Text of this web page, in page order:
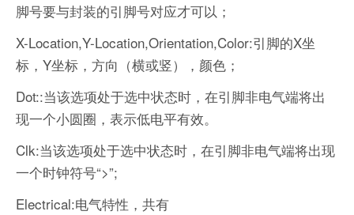
脚号要与封装的引脚号对应才可以；
X-Location,Y-Location,Orientation,Color:引脚的X坐
标，Y坐标，方向（横或竖），颜色；
Dot::当该选项处于选中状态时，在引脚非电气端将出
现一个小圆圈，表示低电平有效。
Clk:当该选项处于选中状态时，在引脚非电气端将出现
一个时钟符号“>”;
Electrical:电气特性，共有